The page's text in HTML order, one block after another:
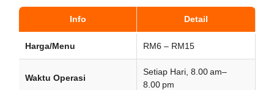
Info Detail
Harga/Menu RM6 – RM15
Waktu Operasi
Setiap Hari, 8.00 am–
8.00 pm